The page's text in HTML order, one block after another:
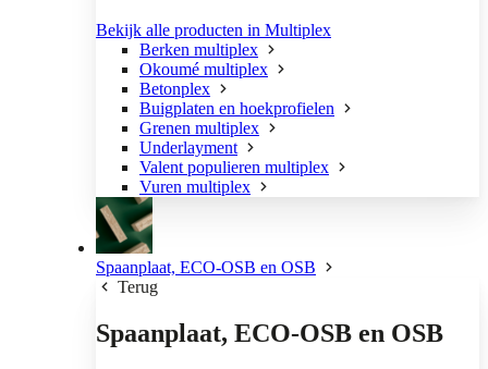
Bekijk alle producten in Multiplex
Berken multiplex
Okoumé multiplex
Betonplex
Buigplaten en hoekprofielen
Grenen multiplex
Underlayment
Valent populieren multiplex
Vuren multiplex
Spaanplaat, ECO-OSB en OSB
Terug
Spaanplaat, ECO-OSB en OSB